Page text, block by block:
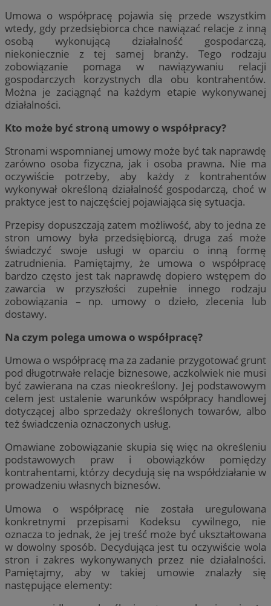
Umowa o współpracę pojawia się przede wszystkim
wtedy, gdy przedsiębiorca chce nawiązać relacje z inną
osobą wykonującą działalność gospodarczą,
niekoniecznie z tej samej branży. Tego rodzaju
zobowiązanie pomaga w nawiązywaniu relacji
gospodarczych korzystnych dla obu kontrahentów.
Można je zaciągnąć na każdym etapie wykonywanej
działalności.
Kto może być stroną umowy o współpracy?
Stronami wspomnianej umowy może być tak naprawdę
zarówno osoba fizyczna, jak i osoba prawna. Nie ma
oczywiście potrzeby, aby każdy z kontrahentów
wykonywał określoną działalność gospodarczą, choć w
praktyce jest to najczęściej pojawiająca się sytuacja.
Przepisy dopuszczają zatem możliwość, aby to jedna ze
stron umowy była przedsiębiorcą, druga zaś może
świadczyć swoje usługi w oparciu o inną formę
zatrudnienia. Pamiętajmy, że umowa o współpracę
bardzo często jest tak naprawdę dopiero wstępem do
zawarcia w przyszłości zupełnie innego rodzaju
zobowiązania – np. umowy o dzieło, zlecenia lub
dostawy.
Na czym polega umowa o współpracę?
Umowa o współpracę ma za zadanie przygotować grunt
pod długotrwałe relacje biznesowe, aczkolwiek nie musi
być zawierana na czas nieokreślony. Jej podstawowym
celem jest ustalenie warunków współpracy handlowej
dotyczącej albo sprzedaży określonych towarów, albo
też świadczenia oznaczonych usług.
Omawiane zobowiązanie skupia się więc na określeniu
podstawowych praw i obowiązków pomiędzy
kontrahentami, którzy decydują się na współdziałanie w
prowadzeniu własnych biznesów.
Umowa o współpracę nie została uregulowana
konkretnymi przepisami Kodeksu cywilnego, nie
oznacza to jednak, że jej treść może być ukształtowana
w dowolny sposób. Decydująca jest tu oczywiście wola
stron i zakres wykonywanych przez nie działalności.
Pamiętajmy, aby w takiej umowie znalazły się
następujące elementy: